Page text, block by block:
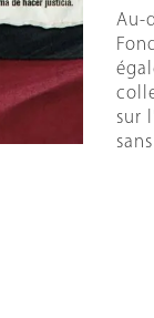
Au-
sur